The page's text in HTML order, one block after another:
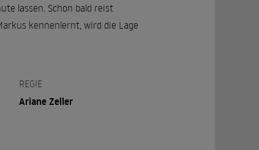
lassen. Schon bald reist
kennenlernt, wird die Lage
REGIE
Ariane Zeller